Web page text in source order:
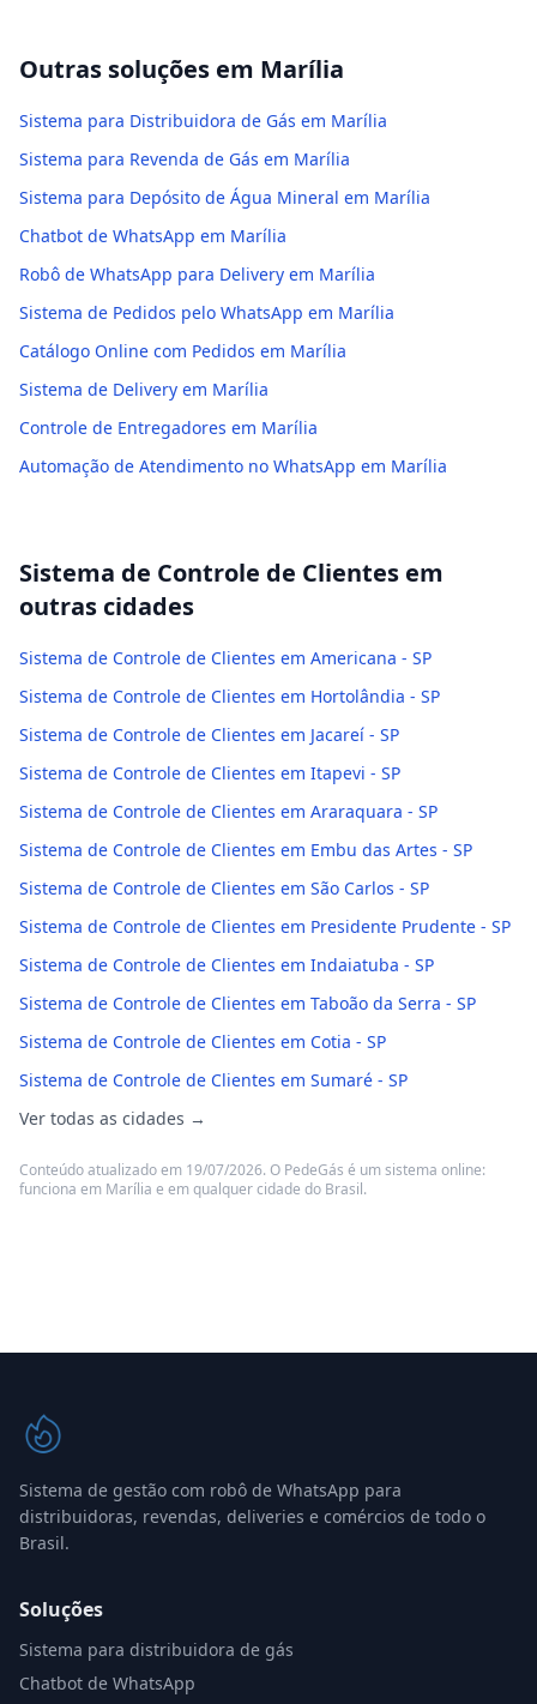
Outras soluções em Marília
Sistema para Distribuidora de Gás em Marília
Sistema para Revenda de Gás em Marília
Sistema para Depósito de Água Mineral em Marília
Chatbot de WhatsApp em Marília
Robô de WhatsApp para Delivery em Marília
Sistema de Pedidos pelo WhatsApp em Marília
Catálogo Online com Pedidos em Marília
Sistema de Delivery em Marília
Controle de Entregadores em Marília
Automação de Atendimento no WhatsApp em Marília
Sistema de Controle de Clientes em
outras cidades
Sistema de Controle de Clientes em Americana - SP
Sistema de Controle de Clientes em Hortolândia - SP
Sistema de Controle de Clientes em Jacareí - SP
Sistema de Controle de Clientes em Itapevi - SP
Sistema de Controle de Clientes em Araraquara - SP
Sistema de Controle de Clientes em Embu das Artes - SP
Sistema de Controle de Clientes em São Carlos - SP
Sistema de Controle de Clientes em Presidente Prudente - SP
Sistema de Controle de Clientes em Indaiatuba - SP
Sistema de Controle de Clientes em Taboão da Serra - SP
Sistema de Controle de Clientes em Cotia - SP
Sistema de Controle de Clientes em Sumaré - SP
Ver todas as cidades →
Conteúdo atualizado em 19/07/2026. O PedeGás é um sistema online:
funciona em Marília e em qualquer cidade do Brasil.
Sistema de gestão com robô de WhatsApp para
distribuidoras, revendas, deliveries e comércios de todo o
Brasil.
Soluções
Sistema para distribuidora de gás
Chatbot de WhatsApp